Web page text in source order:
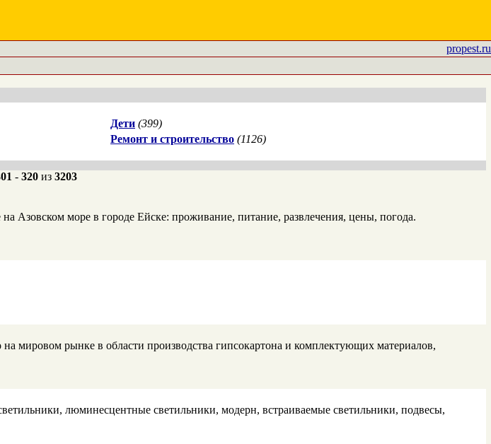
propest.ru
Дети (399)
Ремонт и строительство (1126)
- 320из 3203
Азовском море в городе Ейске: проживание, питание, развлечения, цены, погода.
рынке в области производства гипсокартона и комплектующих материалов,
люминесцентные светильники, модерн, встраиваемые светильники, подвесы,